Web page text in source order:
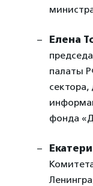
Елена
палаты
сектора,
фонда